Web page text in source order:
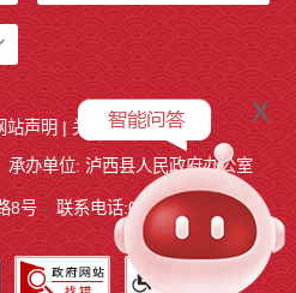
站声明 | 关于我们
承办单位: 泸西县人民政府办公室
8号 联系电话:0873-6621715
x